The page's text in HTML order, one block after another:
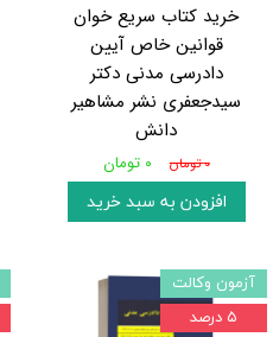
خرید کتاب سریع خوان
قوانین خاص آیین
دادرسی مدنی دکتر
سیدجعفری نشر مشاهیر
دانش
۰ تومان ۰ تومان
افزودن به سبد خرید
آزمون وکالت
۵ درصد